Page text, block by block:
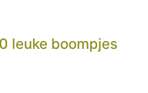
leuke boompjes